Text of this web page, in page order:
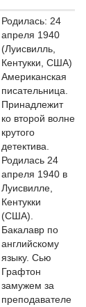
Родилась: 24
апреля 1940
(Луисвилль,
Кентукки, США)
Американская
писательница.
Принадлежит
ко второй волне
крутого
детектива.
Родилась 24
апреля 1940 в
Луисвилле,
Кентукки
(США).
Бакалавр по
английскому
языку. Сью
Графтон
замужем за
преподавателе